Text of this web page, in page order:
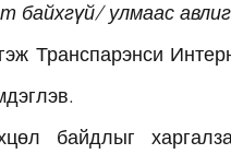
байхгүй/ улмаас
гэж Транспарэнси
байдлыг